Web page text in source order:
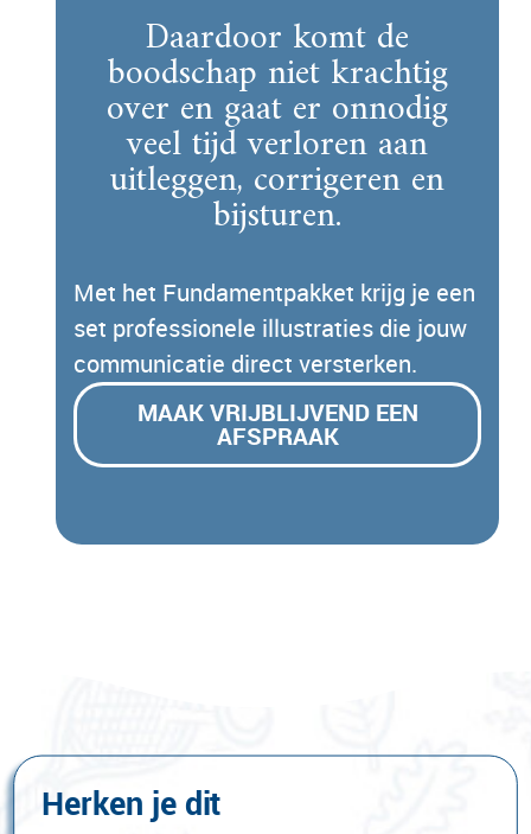
Daardoor komt de
boodschap niet krachtig
over en gaat er onnodig
veel tijd verloren aan
uitleggen, corrigeren en
bijsturen.
Met het Fundamentpakket krijg je een
set professionele illustraties die jouw
communicatie direct versterken.
MAAK VRIJBLIJVEND EEN
AFSPRAAK
Herken je dit